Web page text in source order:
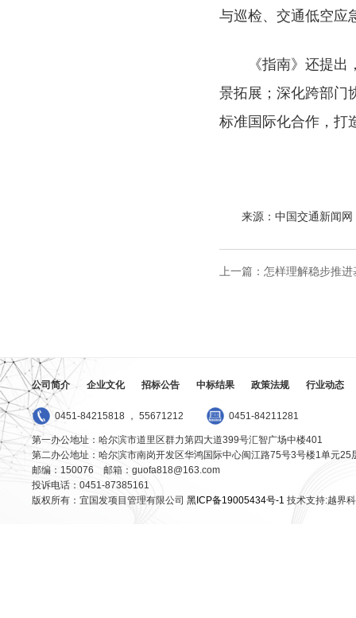
与巡检、交通低空应
《指南》还提
景拓展；深化跨部门
标准国际化合作，打
来源：中国交通新闻网
上一篇： 怎样理解稳步推
公司简介 企业文化 招标公告 中标结果 政策法规 行业动态
0451-84215818 ， 55671212 0451-84211281
第一办公地址：哈尔滨市道里区群力第四大道399号汇智广场中楼401
第二办公地址：哈尔滨市南岗开发区华鸿国际中心闽江路75号3号楼1单元25
邮编：150076 邮箱：guofa818@163.com
投诉电话：0451-87385161
版权所有：宜国发项目管理有限公司 黑ICP备19005434号-1 技术支持:越界